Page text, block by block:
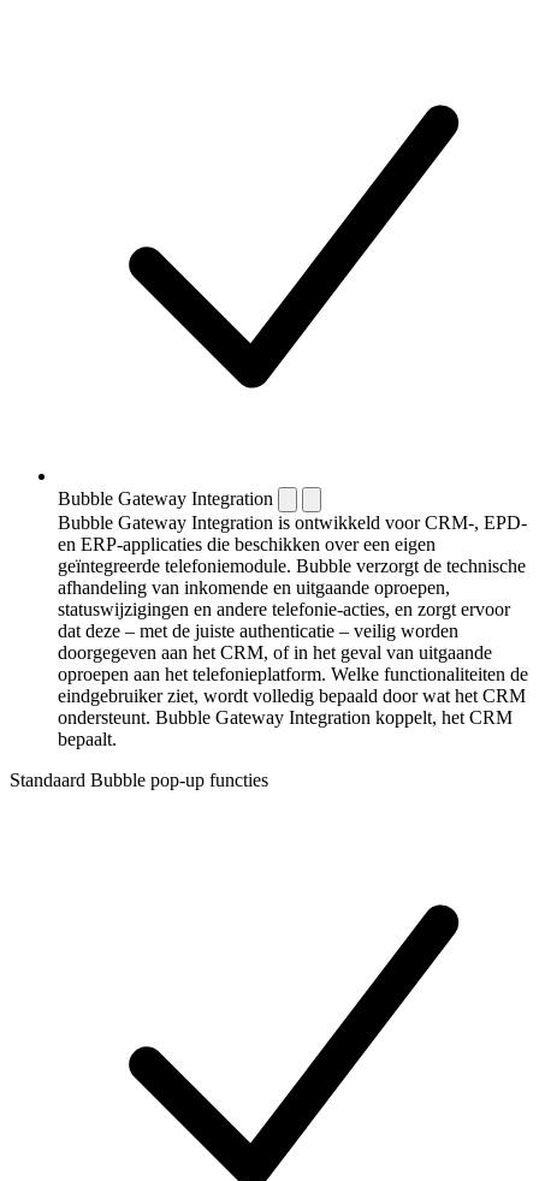
Bubble Gateway Integration
Bubble Gateway Integration is ontwikkeld voor CRM-, EPD-
en ERP-applicaties die beschikken over een eigen
geïntegreerde telefoniemodule. Bubble verzorgt de technische
afhandeling van inkomende en uitgaande oproepen,
statuswijzigingen en andere telefonie-acties, en zorgt ervoor
dat deze – met de juiste authenticatie – veilig worden
doorgegeven aan het CRM, of in het geval van uitgaande
oproepen aan het telefonieplatform. Welke functionaliteiten de
eindgebruiker ziet, wordt volledig bepaald door wat het CRM
ondersteunt. Bubble Gateway Integration koppelt, het CRM
bepaalt.
Standaard Bubble pop-up functies